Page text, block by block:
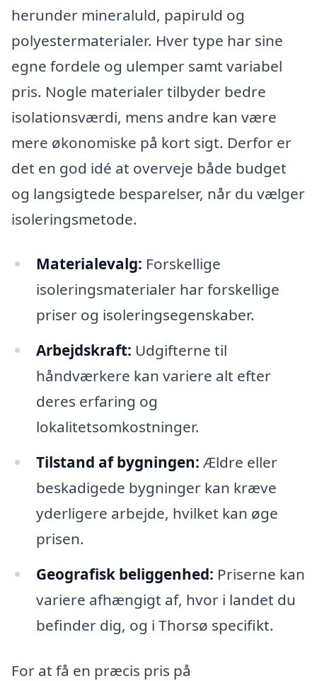
herunder mineraluld, papiruld og
polyestermaterialer. Hver type har sine
egne fordele og ulemper samt variabel
pris. Nogle materialer tilbyder bedre
isolationsværdi, mens andre kan være
mere økonomiske på kort sigt. Derfor er
det en god idé at overveje både budget
og langsigtede besparelser, når du vælger
isoleringsmetode.
Materialevalg: Forskellige
isoleringsmaterialer har forskellige
priser og isoleringsegenskaber.
Arbejdskraft: Udgifterne til
håndværkere kan variere alt efter
deres erfaring og
lokalitetsomkostninger.
Tilstand af bygningen: Ældre eller
beskadigede bygninger kan kræve
yderligere arbejde, hvilket kan øge
prisen.
Geografisk beliggenhed: Priserne kan
variere afhængigt af, hvor i landet du
befinder dig, og i Thorsø specifikt.
For at få en præcis pris på